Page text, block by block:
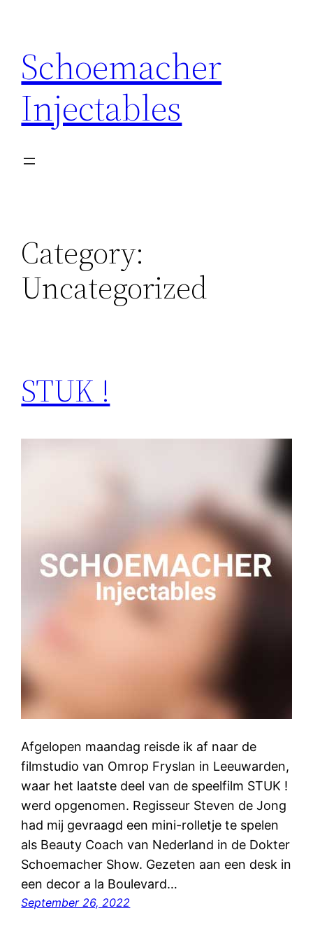
Schoemacher
Injectables
Category:
Uncategorized
STUK !
Afgelopen maandag reisde ik af naar de
filmstudio van Omrop Fryslan in Leeuwarden,
waar het laatste deel van de speelfilm STUK !
werd opgenomen. Regisseur Steven de Jong
had mij gevraagd een mini-rolletje te spelen
als Beauty Coach van Nederland in de Dokter
Schoemacher Show. Gezeten aan een desk in
een decor a la Boulevard…
September 26, 2022